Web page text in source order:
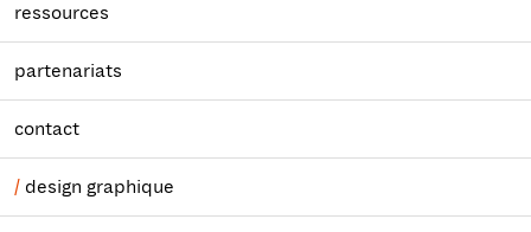
ressources
partenariats
contact
design graphique